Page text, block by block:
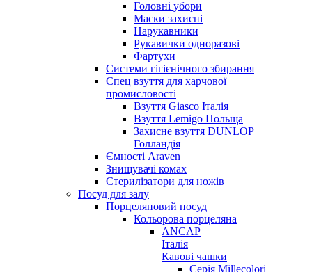
Головні убори
Маски захисні
Нарукавники
Рукавички одноразові
Фартухи
Системи гігієнічного збирання
Спец взуття для харчової
промисловості
Взуття Giasco Італія
Взуття Lemigo Польща
Захисне взуття DUNLOP
Голландія
Ємності Araven
Знищувачі комах
Стерилізатори для ножів
Посуд для залу
Порцеляновий посуд
Кольорова порцеляна
ANCAP
Італія
Кавові чашки
Серія Millecolori